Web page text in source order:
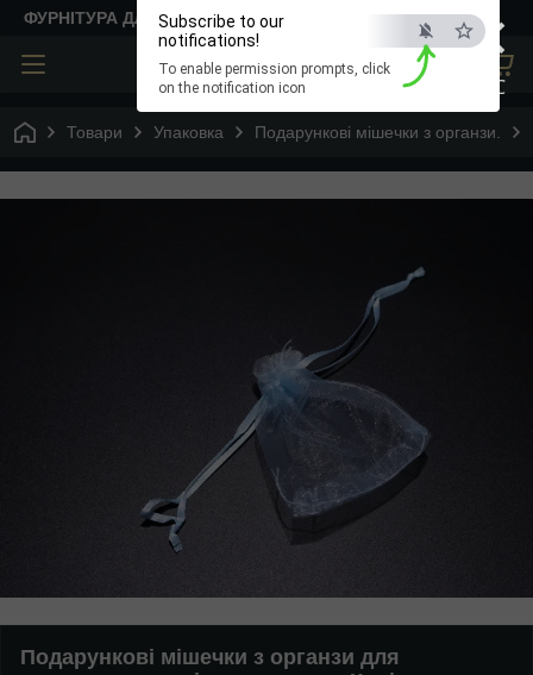
×
ESC
Subscribe to our
notifications!
To enable permission prompts, click
on the notification icon
ФУРНІТУРА ДЛЯ ТВОРЧОСТІ
Товари Упаковка Подарункові мішечки з органзи.
Подарункові мішечки з органзи для